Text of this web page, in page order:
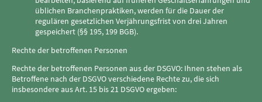
üblichen Branchenpraktiken, werden für die Dauer der
regulären gesetzlichen Verjährungsfrist von drei Jahren
gespeichert (§§ 195, 199 BGB).
Rechte der betroffenen Personen
Rechte der betroffenen Personen aus der DSGVO: Ihnen stehen als
Betroffene nach der DSGVO verschiedene Rechte zu, die sich
insbesondere aus Art. 15 bis 21 DSGVO ergeben: